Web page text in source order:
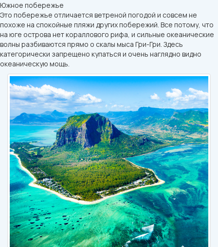
Южное побережье
Это побережье отличается ветреной погодой и совсем не
похоже на спокойные пляжи других побережий. Все потому, что
на юге острова нет кораллового рифа, и сильные океанические
волны разбиваются прямо о скалы мыса Гри-Гри. Здесь
категорически запрещено купаться и очень наглядно видно
океаническую мощь.